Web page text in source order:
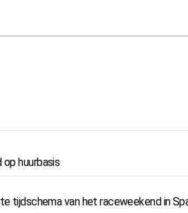
huurbasis
tijdschema van het raceweekend in